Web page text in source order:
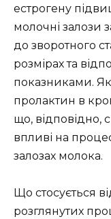
естрогену
молочні залози
до зворотного
розмірах та
показниками.
пролактин в
що, відповідно,
впливі на
залозах молока.
Що стосується
розглянутих